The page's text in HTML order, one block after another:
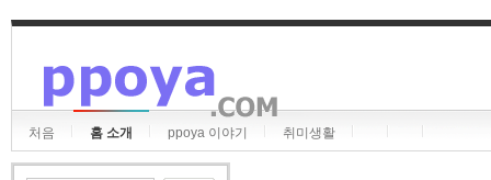
처음 홈 소개 ppoya 이야기 취미생활